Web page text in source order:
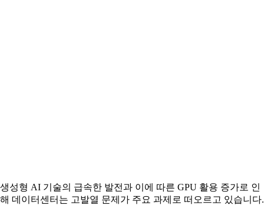
생성형 AI 기술의 급속한 발전과 이에 따른 GPU 활용 증가로 인
해 데이터센터는 고발열 문제가 주요 과제로 떠오르고 있습니다.